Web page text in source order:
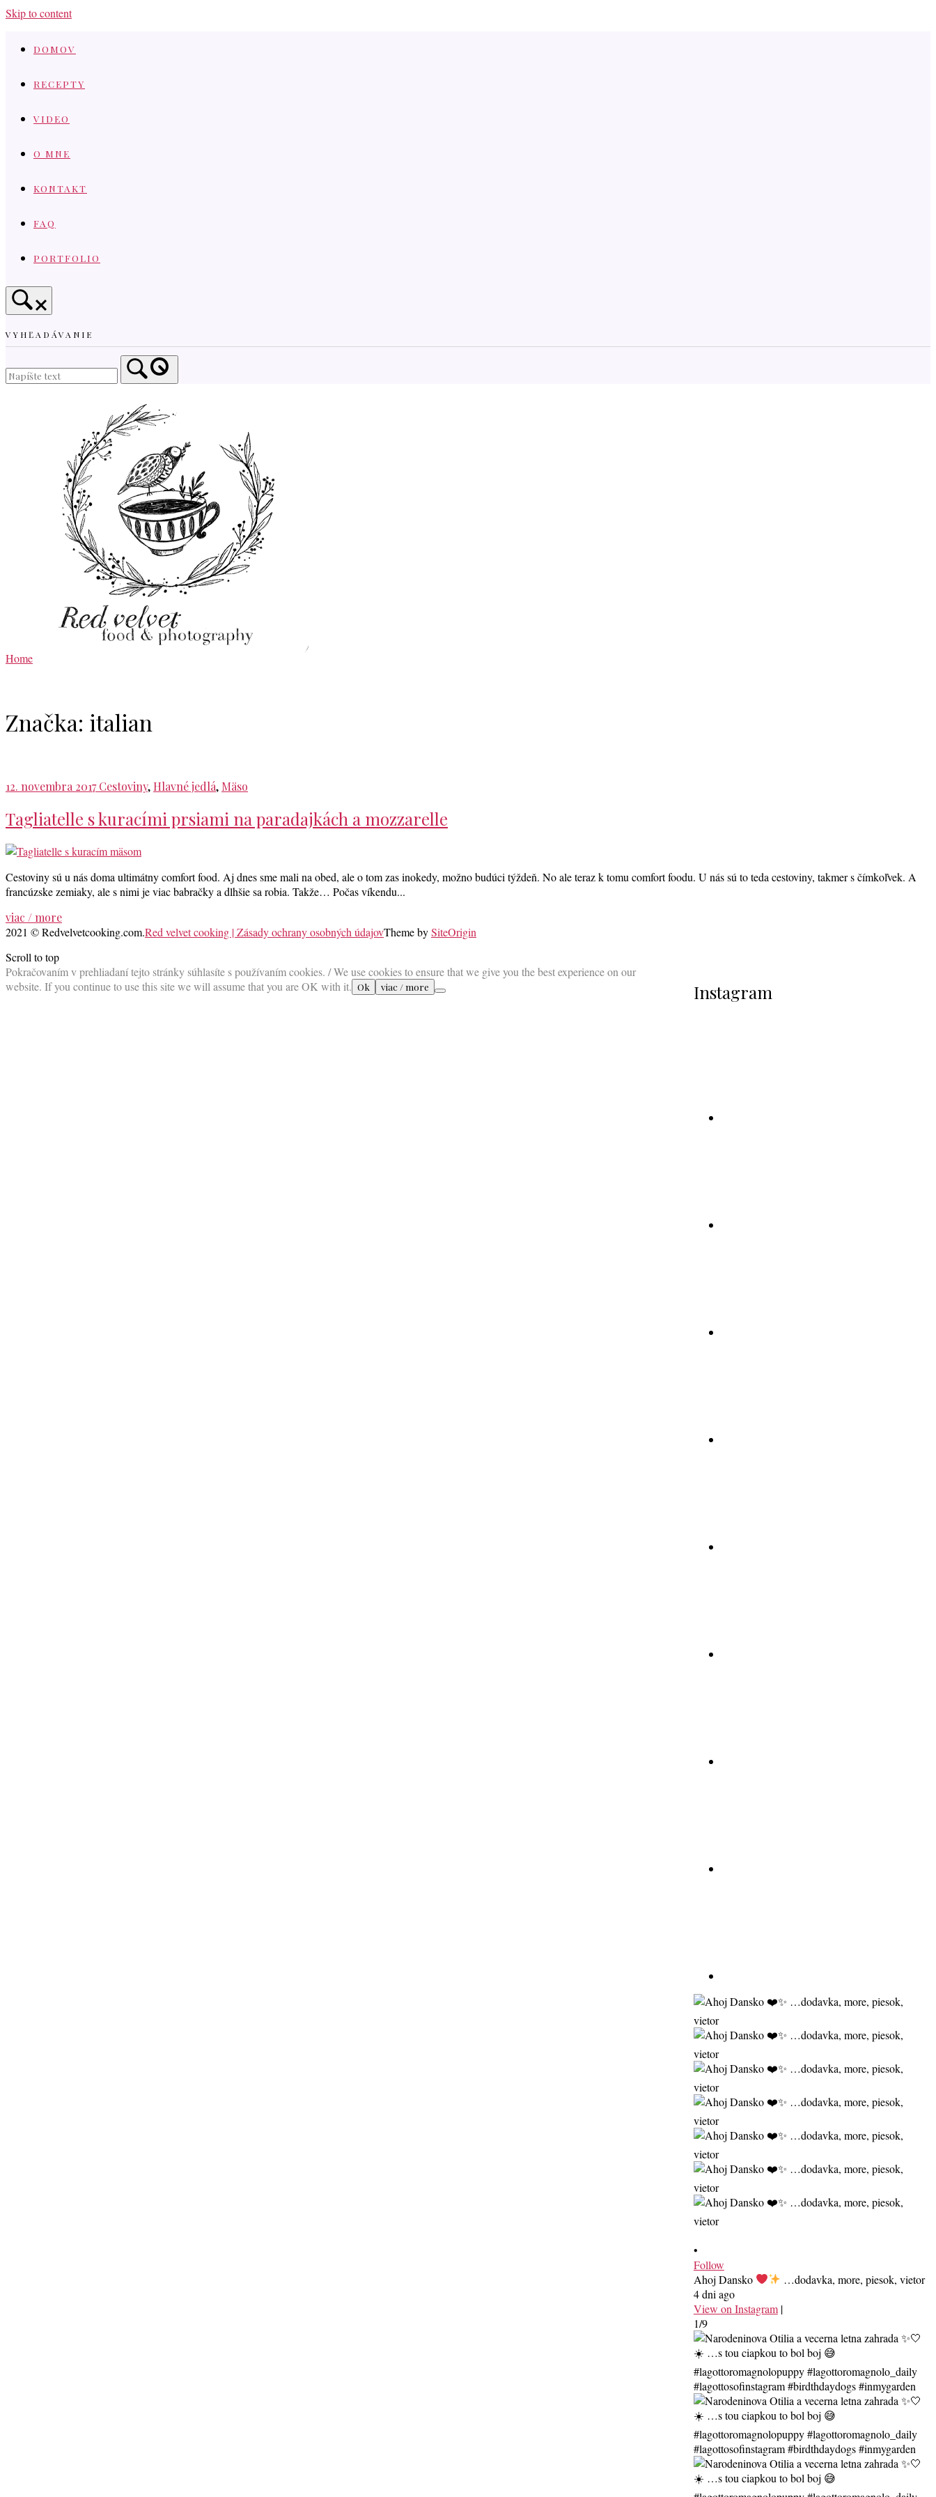
Skip to content
DOMOV
RECEPTY
VIDEO
O MNE
KONTAKT
FAQ
PORTFOLIO
VYHĽADÁVANIE
Home
Značka: italian
12. novembra 2017Cestoviny, Hlavné jedlá, Mäso
Tagliatelle s kuracími prsiami na paradajkách a mozzarelle
Cestoviny sú u nás doma ultimátny comfort food. Aj dnes sme mali na obed, ale o tom zas inokedy, možno budúci týždeň. No ale teraz k tomu comfort foodu. U nás sú to teda cestoviny, takmer s čímkoľvek. A
francúzske zemiaky, ale s nimi je viac babračky a dlhšie sa robia. Takže… Počas víkendu...
viac / more
Instagram
•
Follow
Ahoj Dansko
…dodavka, more, piesok, vietor
4 dni ago
View on Instagram |
1/9
2021 © Redvelvetcooking.com.Red velvet cooking | Zásady ochrany osobných údajovTheme bySiteOrigin
Scroll to top
Pokračovaním v prehliadaní tejto stránky súhlasíte s používaním cookies. / We use cookies to ensure that we give you the best experience on our
website. If you continue to use this site we will assume that you are OK with it. Ok viac / more